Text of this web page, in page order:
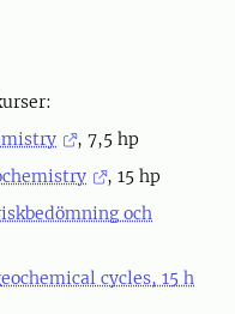
, 7,5 hp
, 15 hp
och
cycles, 15 h